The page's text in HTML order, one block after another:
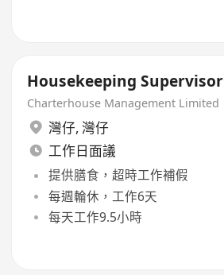
Housekeeping Supervisor
Charterhouse Management Limited
灣仔, 灣仔
工作日面議
提供膳食，超時工作補假
每週輪休，工作6天
每天工作9.5小時